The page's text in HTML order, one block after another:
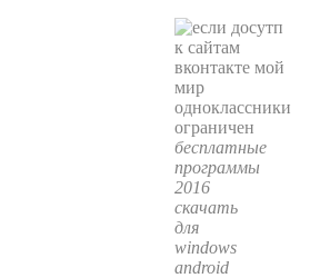
бесплатные
программы
2016
скачать
для
windows
android